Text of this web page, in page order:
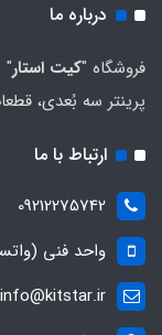
درباره ما
فروشگاه "کیت استار"
پرینتر سه بُعدی،
ارتباط با ما
09212275742
واحد فنی (واتساپ)
info@kitstar.ir